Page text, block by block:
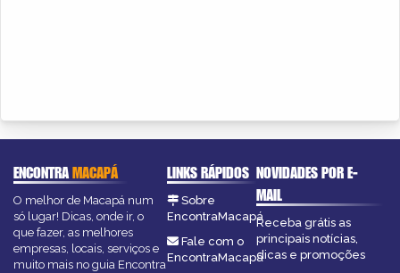
ENCONTRAMACAPÁ
O melhor de Macapá num
só lugar! Dicas, onde ir, o
que fazer, as melhores
empresas, locais, serviços e
muito mais no guia Encontra
LINKS RÁPIDOS
Sobre
EncontraMacapá
Fale com o
EncontraMacapá
NOVIDADES POR E-
MAIL
Receba grátis as
principais notícias,
dicas e promoções